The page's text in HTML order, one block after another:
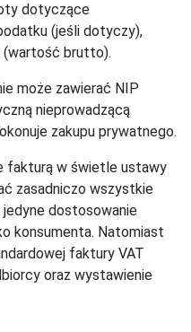
dotyczące
(jeśli dotyczy),
(wartość brutto).
może zawierać NIP
nieprowadzącą
zakupu prywatnego.
fakturą w świetle ustawy
zasadniczo wszystkie
dostosowanie
konsumenta. Natomiast
faktury VAT
oraz wystawienie